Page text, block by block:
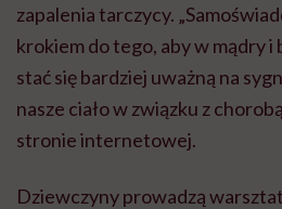
zapalenia tarczycy.
krokiem do tego, aby w mądry i
stać się bardziej uważną na
nasze ciało w związku z
stronie internetowej.
Dziewczyny prowadzą